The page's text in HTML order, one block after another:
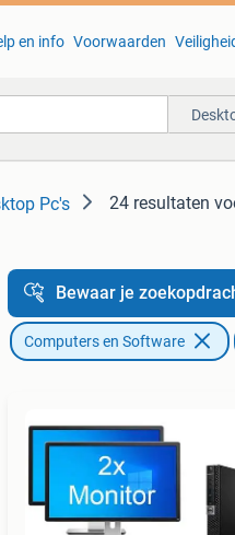
en info Voorwaarden
Pc's 24 resultaten
Bewaar je
Computers en Software